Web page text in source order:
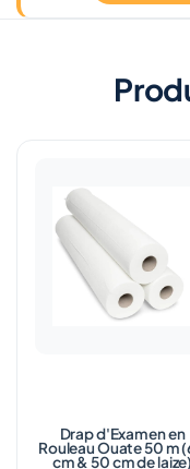
Drap d'Examen en
Rouleau Ouate 50 m
cm & 50 cm de laize)